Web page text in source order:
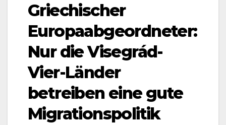
Griechischer
Europaabgeordneter:
Nur die Visegrád-
Vier-Länder
betreiben eine gute
Migrationspolitik